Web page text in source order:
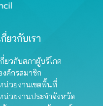
กี่ยวกับเรา
กี่ยวกับสภาผู้บริโภค
งค์กรสมาชิก
น่วยงานเขตพื้นที่
น่วยงานประจำจังหวัด